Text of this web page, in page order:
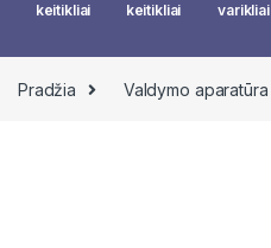
keitikliai
keitikliai
varikliai
Pradžia Valdymo aparatūra